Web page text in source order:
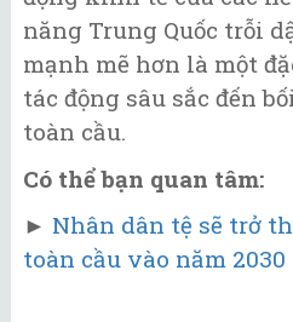
năng Trung Quốc trỗi
mạnh mẽ hơn là một
tác động sâu sắc đến
toàn cầu.
Có thể bạn quan tâm:
► Nhân dân tệ sẽ trở
toàn cầu vào năm 2030